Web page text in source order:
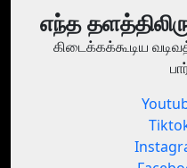
எந்த
கிடைக்கக்கூடிய